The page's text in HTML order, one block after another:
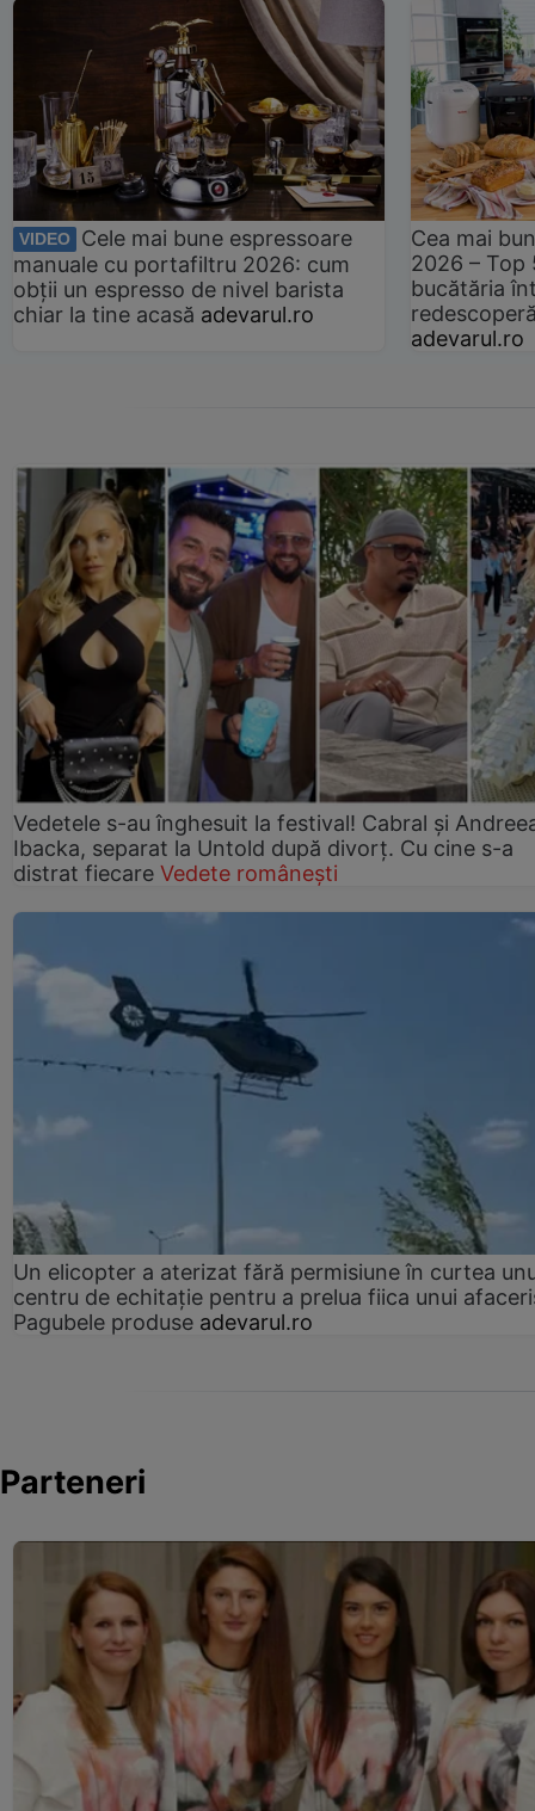
VIDEO
Cele mai bune espressoare
manuale cu portafiltru 2026: cum
obții un espresso de nivel barista
chiar la tine acasă adevarul.ro
Cea mai
2026 –
bucătăria
adevarul.ro
Vedetele s-au înghesuit la festival! Cabral și
Ibacka, separat la Untold după divorț. Cu cine s-a
distrat fiecare Vedete românești
Un elicopter a aterizat fără permisiune în curtea
centru de echitație pentru a prelua fiica unui
Pagubele produse adevarul.ro
Parteneri